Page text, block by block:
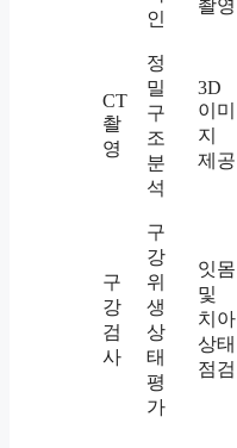
인
촬영
CT
촬
영
정
밀
구
조
분
석
3D
이미
지
제공
구
강
검
사
구
강
위
생
상
태
평
가
잇몸
및
치아
상태
점검